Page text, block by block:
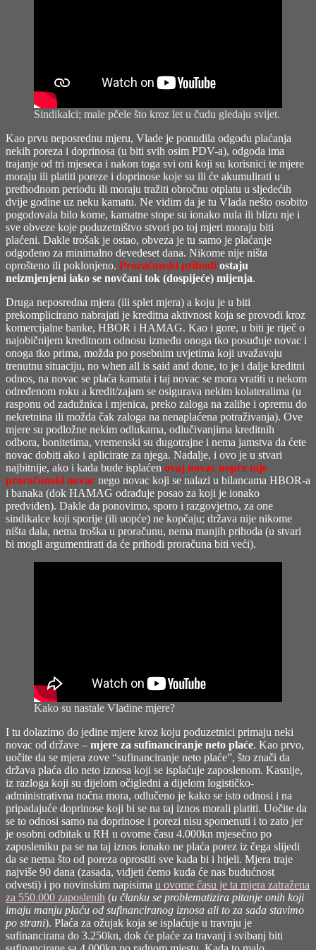
Sindikalci; male pčele što kroz let u čudu gledaju svijet.
Kao prvu neposrednu mjeru, Vlade je ponudila odgodu plaćanja
nekih poreza i doprinosa (u biti svih osim PDV-a), odgoda ima
trajanje od tri mjeseca i nakon toga svi oni koji su korisnici te mjere
moraju ili platiti poreze i doprinose koje su ili će akumulirati u
prethodnom periodu ili moraju tražiti obročnu otplatu u sljedećih
dvije godine uz neku kamatu. Ne vidim da je tu Vlada nešto osobito
pogodovala bilo kome, kamatne stope su ionako nula ili blizu nje i
sve obveze koje poduzetništvo stvori po toj mjeri moraju biti
plaćeni. Dakle trošak je ostao, obveza je tu samo je plaćanje
odgođeno za minimalno devedeset dana. Nikome nije ništa
oprošteno ili poklonjeno. Proračunski prihodi ostaju
neizmjenjeni iako se novčani tok (dospijeće) mijenja.
Druga neposredna mjera (ili splet mjera) a koju je u biti
prekomplicirano nabrajati je kreditna aktivnost koja se provodi kroz
komercijalne banke, HBOR i HAMAG. Kao i gore, u biti je riječ o
najobičnijem kreditnom odnosu između onoga tko posuđuje novac i
onoga tko prima, možda po posebnim uvjetima koji uvažavaju
trenutnu situaciju, no when all is said and done, to je i dalje kreditni
odnos, na novac se plaća kamata i taj novac se mora vratiti u nekom
određenom roku a kredit/zajam se osigurava nekim kolateralima (u
rasponu od zadužnica i mjenica, preko zaloga na zalihe i opremu do
nekretnina ili možda čak zaloga na nenaplaćena potraživanja). Ove
mjere su podložne nekim odlukama, odlučivanjima kreditnih
odbora, bonitetima, vremenski su dugotrajne i nema jamstva da ćete
novac dobiti ako i aplicirate za njega. Nadalje, i ovo je u stvari
najbitnije, ako i kada bude isplaćen ovaj novac uopće nije
proračunski novac nego novac koji se nalazi u bilancama HBOR-a
i banaka (dok HAMAG odrađuje posao za koji je ionako
predviđen). Dakle da ponovimo, sporo i razgovjetno, za one
sindikalce koji sporije (ili uopće) ne kopčaju; država nije nikome
ništa dala, nema troška u proračunu, nema manjih prihoda (u stvari
bi mogli argumentirati da će prihodi proračuna biti veći).
Kako su nastale Vladine mjere?
I tu dolazimo do jedine mjere kroz koju poduzetnici primaju neki
novac od države – mjere za sufinanciranje neto plaće. Kao prvo,
uočite da se mjera zove “sufinanciranje neto plaće”, što znači da
država plaća dio neto iznosa koji se isplaćuje zaposlenom. Kasnije,
iz razloga koji su dijelom očigledni a dijelom logističko-
administrativna noćna mora, odlučeno je kako se isto odnosi i na
pripadajuće doprinose koji bi se na taj iznos morali platiti. Uočite da
se to odnosi samo na doprinose i porezi nisu spomenuti i to zato jer
je osobni odbitak u RH u ovome času 4.000kn mjesečno po
zaposleniku pa se na taj iznos ionako ne plaća porez iz čega slijedi
da se nema što od poreza oprostiti sve kada bi i htjeli. Mjera traje
najviše 90 dana (zasada, vidjeti ćemo kuda će nas budućnost
odvesti) i po novinskim napisima u ovome času je ta mjera zatražena
za 550.000 zaposlenih (u članku se problematizira pitanje onih koji
imaju manju plaću od sufinanciranog iznosa ali to za sada stavimo
po strani). Plaća za ožujak koja se isplaćuje u travnju je
sufinancirana do 3.250kn, dok će plaće za travanj i svibanj biti